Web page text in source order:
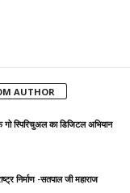
AUTHOR
स्पिरिचुअल का डिजिटल अभियान
निर्माण -सतपाल जी महाराज